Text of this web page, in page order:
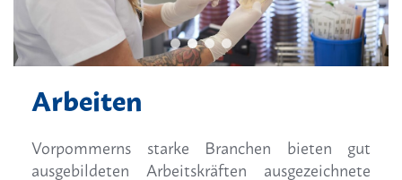
Arbeiten
Vorpommerns starke Branchen bieten gut
ausgebildeten Arbeitskräften ausgezeichnete